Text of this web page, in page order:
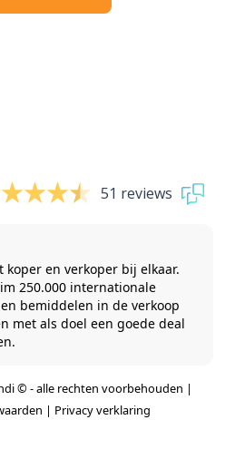
51 reviews
koper en verkoper bij elkaar.
250.000 internationale
bemiddelen in de verkoop
met als doel een goede deal
© - alle rechten voorbehouden |
| Privacy verklaring